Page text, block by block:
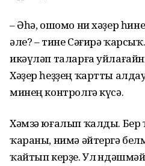
– Әһә, ошомо ни хәҙер
әле? – тине Сәғирә
икәүләп таларға
Хәҙер һеҙҙең ҡартты
минең контролгә күсә.
Хәмзә юғалып ҡалды. Бер
ҡараны, нимә әйтергә
ҡайтып керҙе. Ул